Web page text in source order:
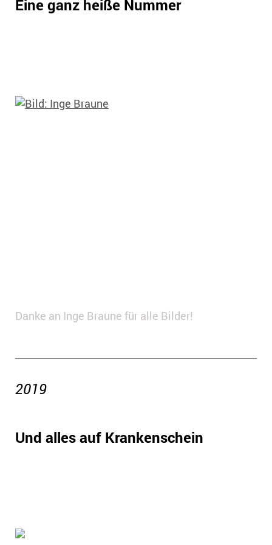
Eine ganz heiße Nummer
Danke an Inge Braune für alle Bilder!
2019
Und alles auf Krankenschein